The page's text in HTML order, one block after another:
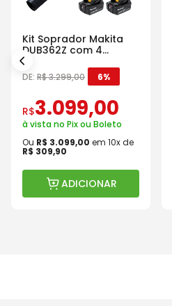
Kit Soprador Makita
DUB362Z com 4
Baterias Carregador e
Maleta
DE: R$3.299,00 6%
R$3.099,00
à vista no Pix ou Boleto
Ou R$ 3.099,00 em 10x de
R$ 309,90
ADICIONAR